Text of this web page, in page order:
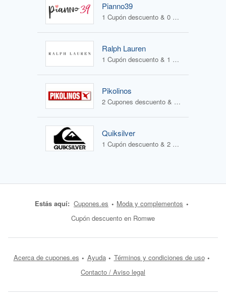
Pianno39
1 Cupón descuento & 0 Ofertas
Ralph Lauren
1 Cupón descuento & 1 Oferta
Pikolinos
2 Cupones descuento & 2 Ofertas
Quiksilver
1 Cupón descuento & 2 Ofertas
Estás aquí: Cupones.es
Moda y complementos
Cupón descuento en Romwe
Acerca de cupones.es Ayuda
Términos y condiciones de uso
Contacto / Aviso legal